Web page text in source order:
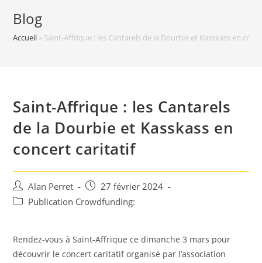
Blog
Accueil » Saint-Affrique : les Cantarels de la Dourbie et Kasskass en
Saint-Affrique : les Cantarels
de la Dourbie et Kasskass en
concert caritatif
Auteur/autrice
de
Alan Perret
Post
published:
27 février 2024
PostPublication Crowdfunding:
Rendez-vous à Saint-Affrique ce dimanche 3 mars pour
découvrir le concert caritatif organisé par l’association